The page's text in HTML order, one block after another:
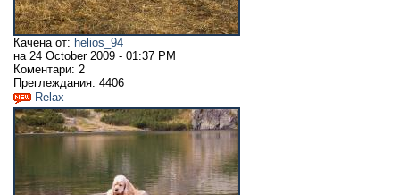
Качена от: helios_94
на 24 October 2009 - 01:37 PM
Коментари: 2
Преглеждания: 4406
Relax